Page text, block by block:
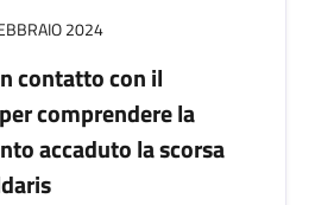
2024
contatto con il
comprendere la
accaduto la scorsa